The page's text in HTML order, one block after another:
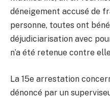
déneigement accusé de
personne, toutes ont
déjudiciarisation avec
n’a été retenue contre
La 15e arrestation
dénoncé par un